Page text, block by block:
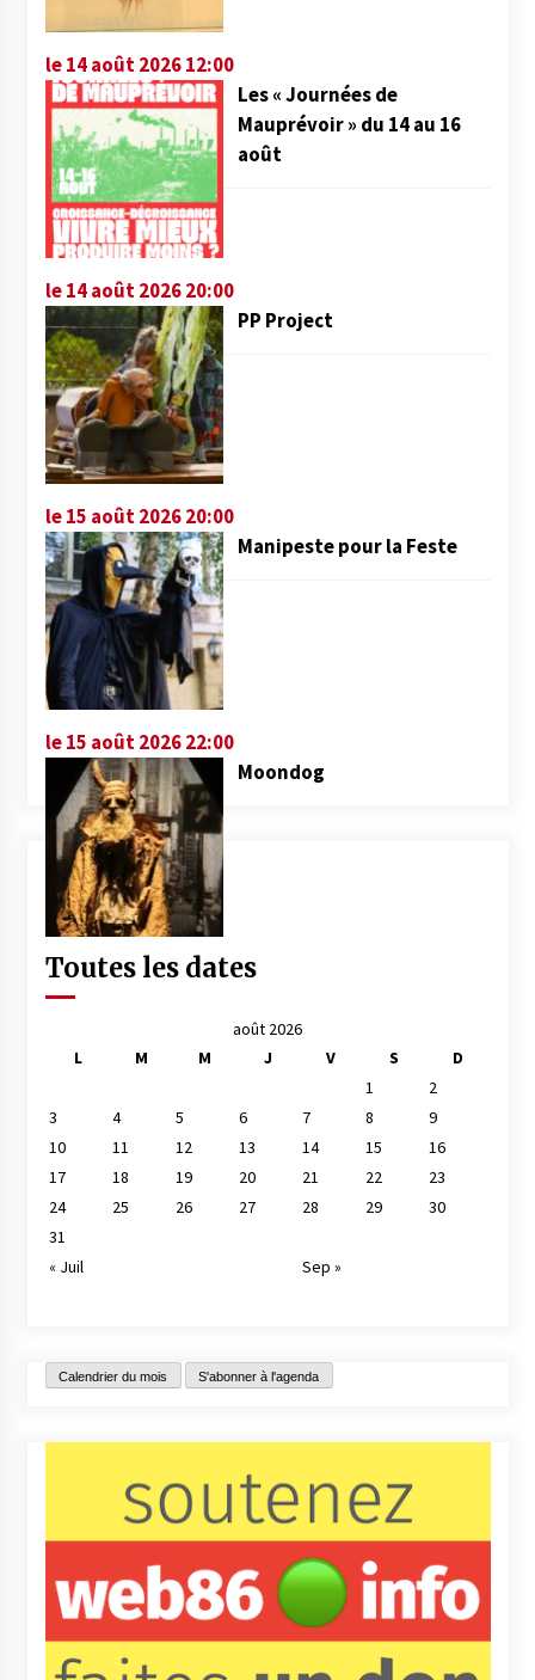
le 14 août 2026 12:00
Les « Journées de
Mauprévoir » du 14 au 16
août
le 14 août 2026 20:00
PP Project
le 15 août 2026 20:00
Manipeste pour la Feste
le 15 août 2026 22:00
Moondog
Toutes les dates
août 2026
L
M M J V S
D
1
2
3
4 5 6 7 8
9
10
11 12 13 14 15
16
17
18 19 20 21 22
23
24
25 26 27 28 29
30
31
« Juil
Sep »
Calendrier du mois S'abonner à l'agenda